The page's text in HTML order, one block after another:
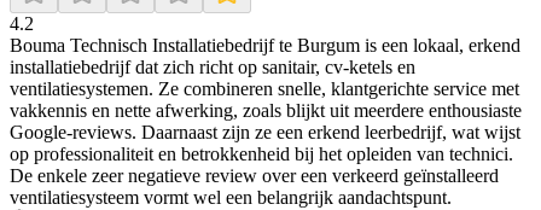
4.2
Bouma Technisch Installatiebedrijf te Burgum is een lokaal, erkend
installatiebedrijf dat zich richt op sanitair, cv‑ketels en
ventilatiesystemen. Ze combineren snelle, klantgerichte service met
vakkennis en nette afwerking, zoals blijkt uit meerdere enthousiaste
Google‑reviews. Daarnaast zijn ze een erkend leerbedrijf, wat wijst
op professionaliteit en betrokkenheid bij het opleiden van technici.
De enkele zeer negatieve review over een verkeerd geïnstalleerd
ventilatiesysteem vormt wel een belangrijk aandachtspunt.